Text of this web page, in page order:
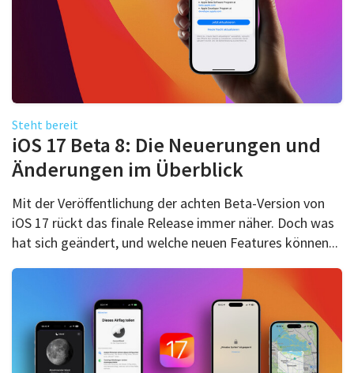
Steht bereit
iOS 17 Beta 8: Die Neuerungen und
Änderungen im Überblick
Mit der Veröffentlichung der achten Beta-Version von
iOS 17 rückt das finale Release immer näher. Doch was
hat sich geändert, und welche neuen Features können...